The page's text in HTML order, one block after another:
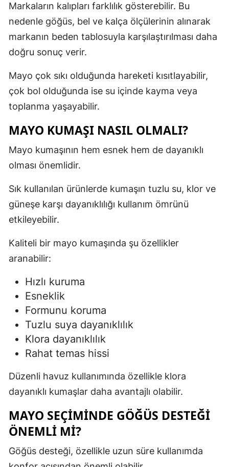
Markaların kalıpları farklılık gösterebilir. Bu
nedenle göğüs, bel ve kalça ölçülerinin alınarak
markanın beden tablosuyla karşılaştırılması daha
doğru sonuç verir.
Mayo çok sıkı olduğunda hareketi kısıtlayabilir,
çok bol olduğunda ise su içinde kayma veya
toplanma yaşayabilir.
MAYO KUMAŞI NASIL OLMALI?
Mayo kumaşının hem esnek hem de dayanıklı
olması önemlidir.
Sık kullanılan ürünlerde kumaşın tuzlu su, klor ve
güneşe karşı dayanıklılığı kullanım ömrünü
etkileyebilir.
Kaliteli bir mayo kumaşında şu özellikler
aranabilir:
Hızlı kuruma
Esneklik
Formunu koruma
Tuzlu suya dayanıklılık
Klora dayanıklılık
Rahat temas hissi
Düzenli havuz kullanımında özellikle klora
dayanıklı kumaşlar daha avantajlı olabilir.
MAYO SEÇIMINDE GÖĞÜS DESTEĞI
ÖNEMLI MI?
Göğüs desteği, özellikle uzun süre kullanımda